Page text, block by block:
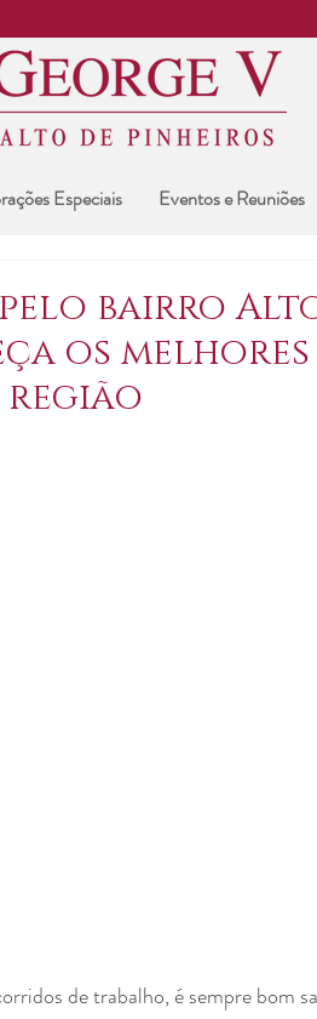
Especiais Eventos e Reuniões
bairro
os melhores
de trabalho, é sempre bom